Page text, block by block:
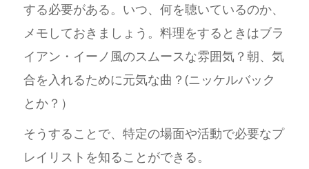
する必要がある。いつ、何を聴いているのか、
メモしておきましょう。料理をするときはブラ
イアン・イーノ風のスムースな雰囲気？朝、気
合を入れるために元気な曲？(ニッケルバック
とか？）
そうすることで、特定の場面や活動で必要なプ
レイリストを知ることができる。